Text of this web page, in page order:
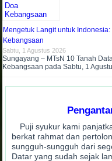
Mengetuk Langit untuk
Kebangsaan
Sabtu, 1 Agustus 2026
Sungayang – MTsN 10 Tanah
Kebangsaan pada Sabtu, 1
Puji syukur kami
berkat rahmat dan
sungguh-sungguh dari
Datar yang sudah sejak